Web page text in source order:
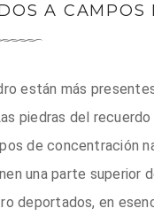
A CAMPOS
están más
piedras del
de concentración
una parte superior
deportados, en